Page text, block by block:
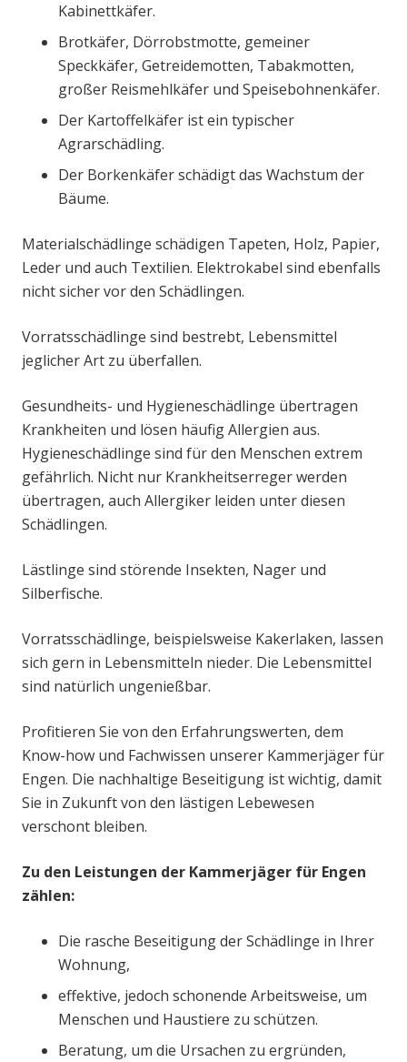
Kabinettkäfer.
Brotkäfer, Dörrobstmotte, gemeiner
Speckkäfer, Getreidemotten, Tabakmotten,
großer Reismehlkäfer und Speisebohnenkäfer.
Der Kartoffelkäfer ist ein typischer
Agrarschädling.
Der Borkenkäfer schädigt das Wachstum der
Bäume.
Materialschädlinge schädigen Tapeten, Holz, Papier,
Leder und auch Textilien. Elektrokabel sind ebenfalls
nicht sicher vor den Schädlingen.
Vorratsschädlinge sind bestrebt, Lebensmittel
jeglicher Art zu überfallen.
Gesundheits- und Hygieneschädlinge übertragen
Krankheiten und lösen häufig Allergien aus.
Hygieneschädlinge sind für den Menschen extrem
gefährlich. Nicht nur Krankheitserreger werden
übertragen, auch Allergiker leiden unter diesen
Schädlingen.
Lästlinge sind störende Insekten, Nager und
Silberfische.
Vorratsschädlinge, beispielsweise Kakerlaken, lassen
sich gern in Lebensmitteln nieder. Die Lebensmittel
sind natürlich ungenießbar.
Profitieren Sie von den Erfahrungswerten, dem
Know-how und Fachwissen unserer Kammerjäger für
Engen. Die nachhaltige Beseitigung ist wichtig, damit
Sie in Zukunft von den lästigen Lebewesen
verschont bleiben.
Zu den Leistungen der Kammerjäger für Engen
zählen:
Die rasche Beseitigung der Schädlinge in Ihrer
Wohnung,
effektive, jedoch schonende Arbeitsweise, um
Menschen und Haustiere zu schützen.
Beratung, um die Ursachen zu ergründen,